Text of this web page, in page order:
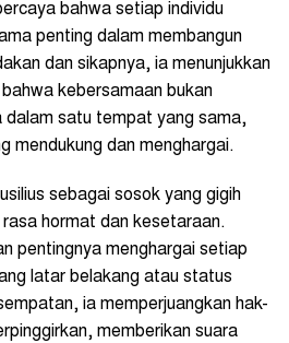
bahwa setiap individu
penting dalam membangun
dan sikapnya, ia menunjukkan
kebersamaan bukan
satu tempat yang sama,
mendukung dan menghargai.
sebagai sosok yang gigih
hormat dan kesetaraan.
pentingnya menghargai setiap
latar belakang atau status
ia memperjuangkan hak-
memberikan suara